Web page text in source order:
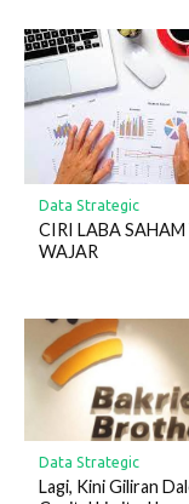
Data Strategic
CIRI LABA SAHAM
WAJAR
Data Strategic
Lagi, Kini Giliran